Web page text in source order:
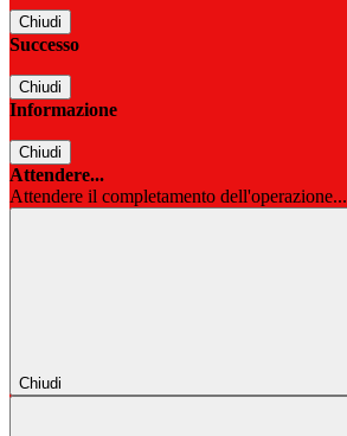
Chiudi
Successo
Chiudi
Informazione
Chiudi
Attendere...
Attendere il completamento dell'operazione...
Chiudi